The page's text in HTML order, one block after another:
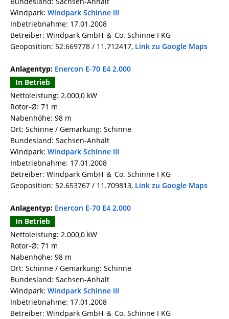
Windpark: Windpark Schinne III
Inbetriebnahme: 17.01.2008
Betreiber: Windpark GmbH ＆ Co. Schinne I KG
Geoposition: 52.669778 / 11.712417, Link zu Google Maps
Anlagentyp: Enercon E-70 E4 2.000
In Betrieb
Nettoleistung: 2.000,0 kW
Rotor-Ø: 71 m
Nabenhöhe: 98 m
Ort: Schinne / Gemarkung: Schinne
Bundesland: Sachsen-Anhalt
Windpark: Windpark Schinne III
Inbetriebnahme: 17.01.2008
Betreiber: Windpark GmbH ＆ Co. Schinne I KG
Geoposition: 52.653767 / 11.709813, Link zu Google Maps
Anlagentyp: Enercon E-70 E4 2.000
In Betrieb
Nettoleistung: 2.000,0 kW
Rotor-Ø: 71 m
Nabenhöhe: 98 m
Ort: Schinne / Gemarkung: Schinne
Bundesland: Sachsen-Anhalt
Windpark: Windpark Schinne III
Inbetriebnahme: 17.01.2008
Betreiber: Windpark GmbH ＆ Co. Schinne I KG